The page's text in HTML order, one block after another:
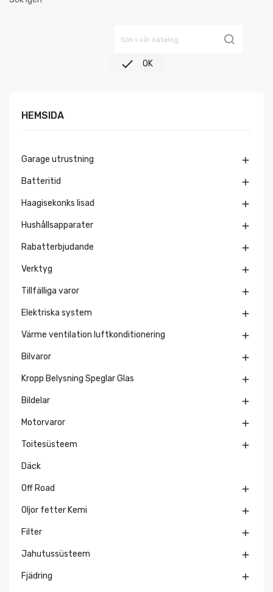
 OK
HEMSIDA
Garage utrustning 
Batteritid 
Haagisekonks lisad 
Hushållsapparater 
Rabatterbjudande 
Verktyg 
Tillfälliga varor 
Elektriska system 
Värme ventilation luftkonditionering 
Bilvaror 
Kropp Belysning Speglar Glas 
Bildelar 
Motorvaror 
Toitesüsteem 
Däck
Off Road 
Oljor fetter Kemi 
Filter 
Jahutussüsteem 
Fjädring 